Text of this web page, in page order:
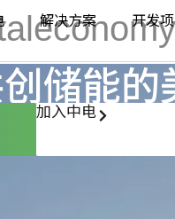
解决方案 开发
储能的
加入中电